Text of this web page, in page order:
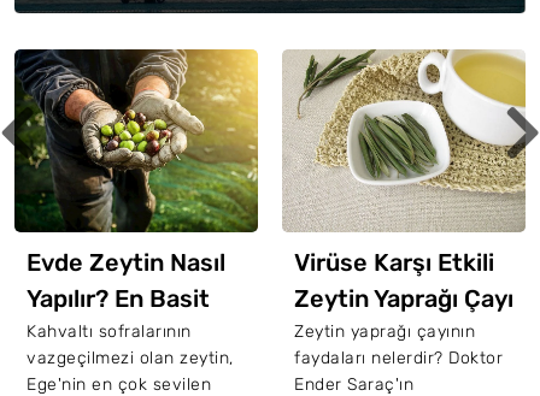
Evde Zeytin Nasıl
Yapılır? En Basit
Yöntemlerle
Zeytin Yapımı
Kahvaltı sofralarının
vazgeçilmezi olan zeytin,
Ege'nin en çok sevilen
Virüse Karşı Etkili
Zeytin Yaprağı Çayı
Nasıl Yapılır?
Zeytin yaprağı çayının
faydaları nelerdir? Doktor
Ender Saraç'ın